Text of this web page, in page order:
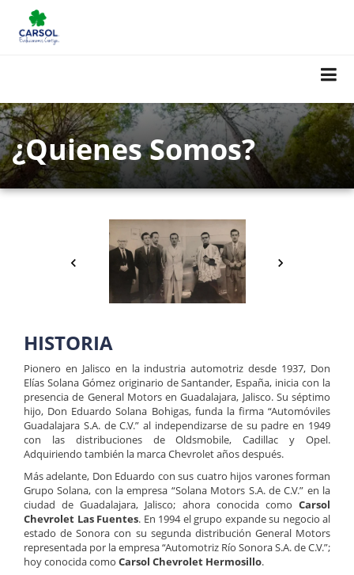
¿Quienes Somos?
HISTORIA
Pionero en Jalisco en la industria automotriz desde 1937, Don
Elías Solana Gómez originario de Santander, España, inicia con la
presencia de General Motors en Guadalajara, Jalisco. Su séptimo
hijo, Don Eduardo Solana Bohigas, funda la firma “Automóviles
Guadalajara S.A. de C.V.” al independizarse de su padre en 1949
con las distribuciones de Oldsmobile, Cadillac y Opel.
Adquiriendo también la marca Chevrolet años después.
Más adelante, Don Eduardo con sus cuatro hijos varones forman
Grupo Solana, con la empresa “Solana Motors S.A. de C.V.” en la
ciudad de Guadalajara, Jalisco; ahora conocida como Carsol
Chevrolet Las Fuentes. En 1994 el grupo expande su negocio al
estado de Sonora con su segunda distribución General Motors
representada por la empresa “Automotriz Río Sonora S.A. de C.V.”;
hoy conocida como Carsol Chevrolet Hermosillo.